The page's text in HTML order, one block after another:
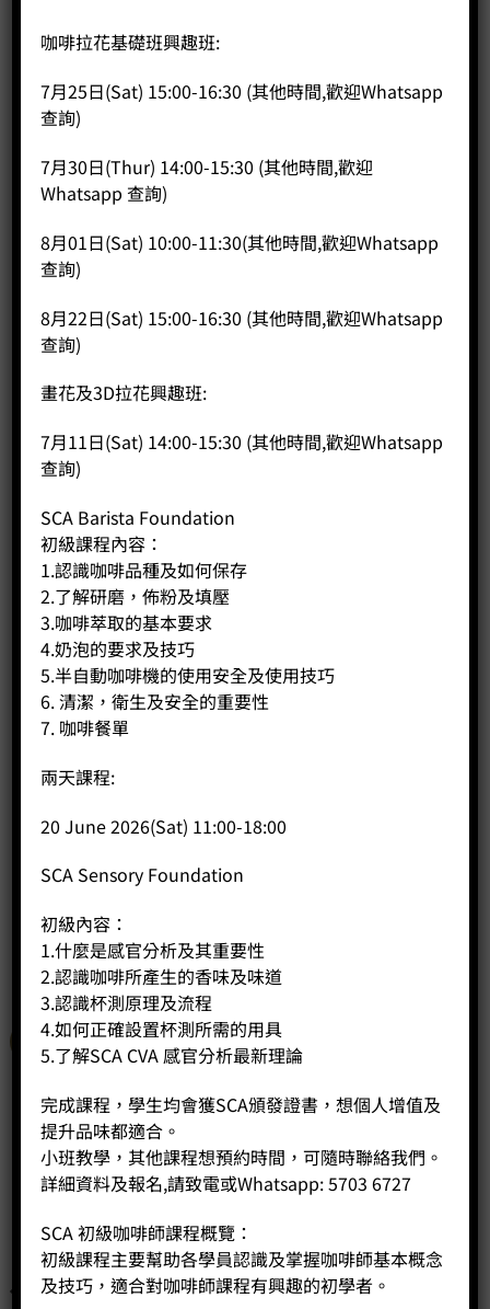
SCA Brewing 沖煮課程 初級
HK$2,300.00
考試合格，將獲頒發SCA 的初級沖煮証書
日期及時間:
18 Nov 2025, 11:00-18:00
有興趣人仕可致電 35682574 或 Whatsapp 57036727 或 電
SCA Brewing 沖煮課程 初級 數量
加入購物車
分類：SCA Brewing ,咖啡課程
商品說明
評價 (0)
A. 課程概覽：
沖煮有興趣的初學者。
1.認識咖啡品種及種植環境
3.認識不同沖煮方法及技巧
相關商品
特價
咖啡拉花基礎班興趣班:
7月25日(Sat) 15:00-16:30 (其他時間,歡迎Whatsapp
查詢)
7月30日(Thur) 14:00-15:30 (其他時間,歡迎
Whatsapp 查詢)
8月01日(Sat) 10:00-11:30(其他時間,歡迎Whatsapp
查詢)
8月22日(Sat) 15:00-16:30 (其他時間,歡迎Whatsapp
查詢)
畫花及3D拉花興趣班:
7月11日(Sat) 14:00-15:30 (其他時間,歡迎Whatsapp
查詢)
SCA Barista Foundation
初級課程內容：
1.認識咖啡品種及如何保存
2.了解研磨，佈粉及填壓
3.咖啡萃取的基本要求
4.奶泡的要求及技巧
5.半自動咖啡機的使用安全及使用技巧
6. 清潔，衛生及安全的重要性
7. 咖啡餐單
兩天課程:
20 June 2026(Sat) 11:00-18:00
SCA Sensory Foundation
初級內容：
1.什麼是感官分析及其重要性
2.認識咖啡所產生的香味及味道
3.認識杯測原理及流程
4.如何正確設置杯測所需的用具
5.了解SCA CVA 感官分析最新理論
完成課程，學生均會獲SCA頒發證書，想個人增值及
提升品味都適合。
小班教學，其他課程想預約時間，可隨時聯絡我們。
詳細資料及報名,請致電或Whatsapp: 5703 6727
SCA 初級咖啡師課程概覽：
初級課程主要幫助各學員認識及掌握咖啡師基本概念
及技巧，適合對咖啡師課程有興趣的初學者。